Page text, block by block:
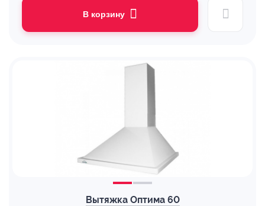
В корзину
Вытяжка Оптима 60